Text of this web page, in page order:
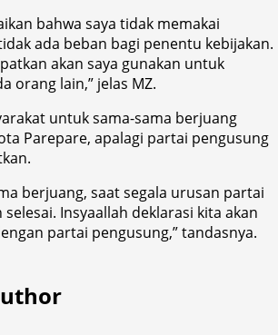
bahwa saya tidak memakai
ada beban bagi penentu kebijakan.
akan saya gunakan untuk
orang lain,” jelas MZ.
untuk sama-sama berjuang
Parepare, apalagi partai pengusung
berjuang, saat segala urusan partai
Insyaallah deklarasi kita akan
partai pengusung,” tandasnya.